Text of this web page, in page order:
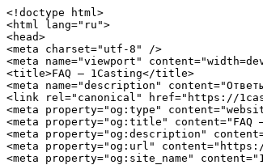
<!doctype html>
<html lang="ru">
<head>
<meta charset="utf-8" />
<meta name="viewport"
<title>FAQ — 1Casting</title>
<meta name="description"
<link rel="canonical" href="https://
<meta property="og:type"
<meta property="og:title" content="FAQ
<meta property="og:description"
<meta property="og:url"
<meta property="og:site_name"